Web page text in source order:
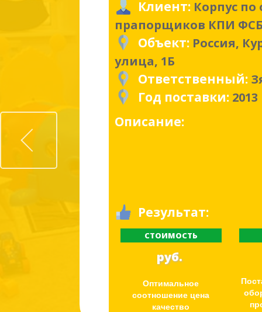
Клиент: Корпус
прапорщиков КПИ
Объект: Россия,
улица, 1Б
Ответственный:
Год поставки: 2013
Описание:
Результат:
СТОИМОСТЬ
руб.
Оптимальное
соотношение цена
качество